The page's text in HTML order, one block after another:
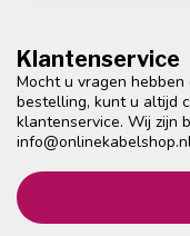
Klantenservice
Mocht u vragen
bestelling, kunt u altijd
klantenservice. Wij zijn